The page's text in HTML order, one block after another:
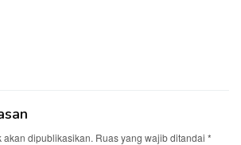
akan dipublikasikan. Ruas yang wajib ditandai *